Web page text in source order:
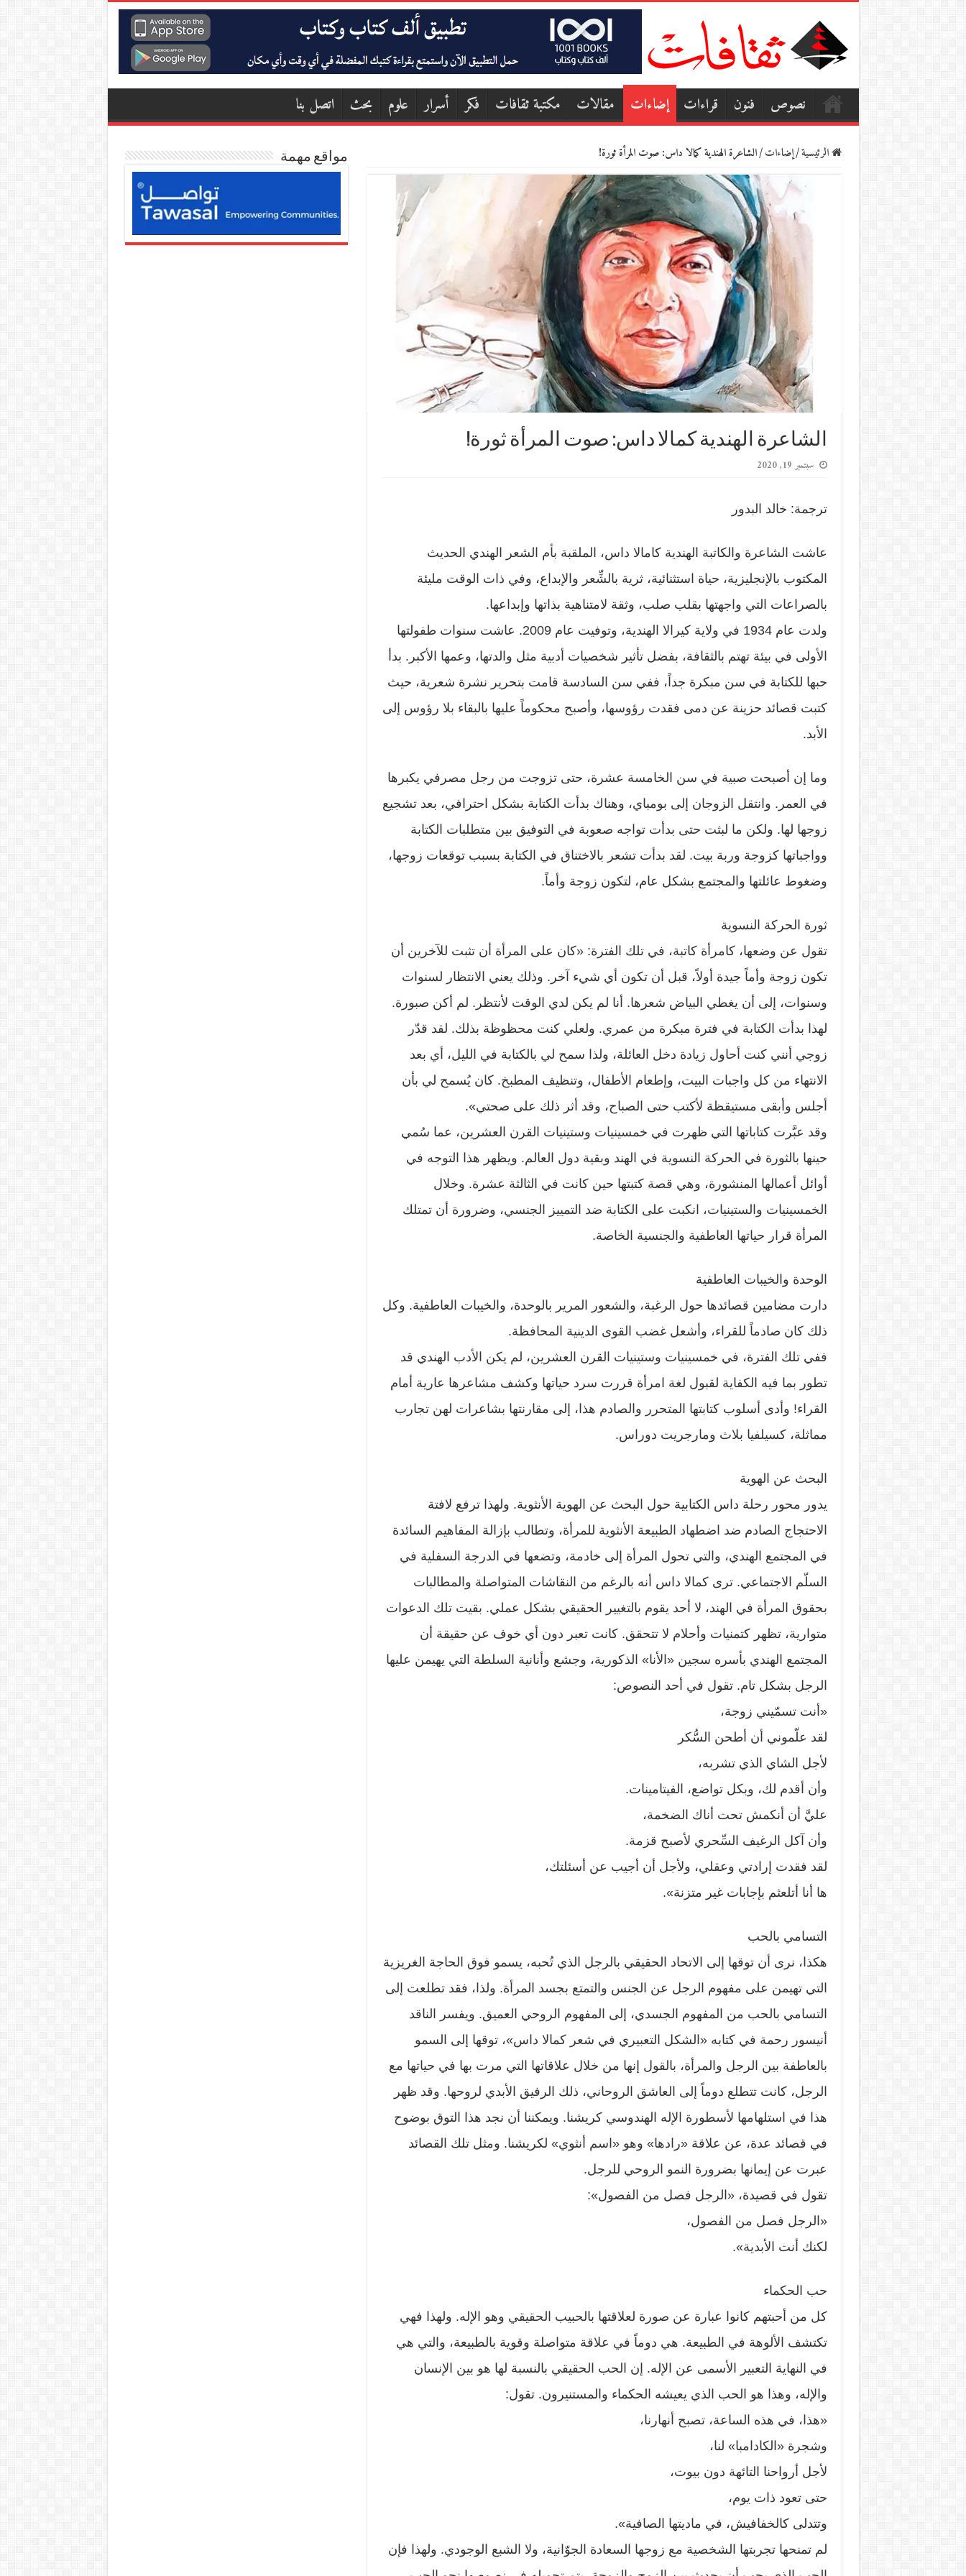
نصوص فنون قراءات إضاءات مقالات مكتبة ثقافات فكر أسرار علوم بحث اتصل بنا
الرئيسية/إضاءات/الشاعرة الهندية كمالا داس: صوت المرأة ثورة!
الشاعرة الهندية كمالا داس: صوت المرأة ثورة!
سبتمبر 19, 2020
ترجمة: خالد البدور
عاشت الشاعرة والكاتبة الهندية كامالا داس، الملقبة بأم الشعر الهندي الحديث
المكتوب بالإنجليزية، حياة استثنائية، ثرية بالشِّعر والإبداع، وفي ذات الوقت مليئة
بالصراعات التي واجهتها بقلب صلب، وثقة لامتناهية بذاتها وإبداعها.
ولدت عام 1934 في ولاية كيرالا الهندية، وتوفيت عام 2009. عاشت سنوات طفولتها
الأولى في بيئة تهتم بالثقافة، بفضل تأثير شخصيات أدبية مثل والدتها، وعمها الأكبر. بدأ
حبها للكتابة في سن مبكرة جداً، ففي سن السادسة قامت بتحرير نشرة شعرية، حيث
كتبت قصائد حزينة عن دمى فقدت رؤوسها، وأصبح محكوماً عليها بالبقاء بلا رؤوس إلى
الأبد.
وما إن أصبحت صبية في سن الخامسة عشرة، حتى تزوجت من رجل مصرفي يكبرها
في العمر. وانتقل الزوجان إلى بومباي، وهناك بدأت الكتابة بشكل احترافي، بعد تشجيع
زوجها لها. ولكن ما لبثت حتى بدأت تواجه صعوبة في التوفيق بين متطلبات الكتابة
وواجباتها كزوجة وربة بيت. لقد بدأت تشعر بالاختناق في الكتابة بسبب توقعات زوجها،
وضغوط عائلتها والمجتمع بشكل عام، لتكون زوجة وأماً.
ثورة الحركة النسوية
تقول عن وضعها، كامرأة كاتبة، في تلك الفترة: «كان على المرأة أن تثبت للآخرين أن
تكون زوجة وأماً جيدة أولاً، قبل أن تكون أي شيء آخر. وذلك يعني الانتظار لسنوات
وسنوات، إلى أن يغطي البياض شعرها. أنا لم يكن لدي الوقت لأنتظر. لم أكن صبورة.
لهذا بدأت الكتابة في فترة مبكرة من عمري. ولعلي كنت محظوظة بذلك. لقد قدّر
زوجي أنني كنت أحاول زيادة دخل العائلة، ولذا سمح لي بالكتابة في الليل، أي بعد
الانتهاء من كل واجبات البيت، وإطعام الأطفال، وتنظيف المطبخ. كان يُسمح لي بأن
أجلس وأبقى مستيقظة لأكتب حتى الصباح، وقد أثر ذلك على صحتي».
وقد عبَّرت كتاباتها التي ظهرت في خمسينيات وستينيات القرن العشرين، عما سُمي
حينها بالثورة في الحركة النسوية في الهند وبقية دول العالم. ويظهر هذا التوجه في
أوائل أعمالها المنشورة، وهي قصة كتبتها حين كانت في الثالثة عشرة. وخلال
الخمسينيات والستينيات، انكبت على الكتابة ضد التمييز الجنسي، وضرورة أن تمتلك
المرأة قرار حياتها العاطفية والجنسية الخاصة.
الوحدة والخيبات العاطفية
دارت مضامين قصائدها حول الرغبة، والشعور المرير بالوحدة، والخيبات العاطفية. وكل
ذلك كان صادماً للقراء، وأشعل غضب القوى الدينية المحافظة.
ففي تلك الفترة، في خمسينيات وستينيات القرن العشرين، لم يكن الأدب الهندي قد
تطور بما فيه الكفاية لقبول لغة امرأة قررت سرد حياتها وكشف مشاعرها عارية أمام
القراء! وأدى أسلوب كتابتها المتحرر والصادم هذا، إلى مقارنتها بشاعرات لهن تجارب
مماثلة، كسيلفيا بلاث ومارجريت دوراس.
البحث عن الهوية
يدور محور رحلة داس الكتابية حول البحث عن الهوية الأنثوية. ولهذا ترفع لافتة
الاحتجاج الصادم ضد اضطهاد الطبيعة الأنثوية للمرأة، وتطالب بإزالة المفاهيم السائدة
في المجتمع الهندي، والتي تحول المرأة إلى خادمة، وتضعها في الدرجة السفلية في
السلّم الاجتماعي. ترى كمالا داس أنه بالرغم من النقاشات المتواصلة والمطالبات
بحقوق المرأة في الهند، لا أحد يقوم بالتغيير الحقيقي بشكل عملي. بقيت تلك الدعوات
متوارية، تظهر كتمنيات وأحلام لا تتحقق. كانت تعبر دون أي خوف عن حقيقة أن
المجتمع الهندي بأسره سجين «الأنا» الذكورية، وجشع وأنانية السلطة التي يهيمن عليها
الرجل بشكل تام. تقول في أحد النصوص:
«أنت تسمّيني زوجة،
لقد علّموني أن أطحن السُّكر
لأجل الشاي الذي تشربه،
وأن أقدم لك، وبكل تواضع، الفيتامينات.
عليَّ أن أنكمش تحت أناك الضخمة،
وأن آكل الرغيف السِّحري لأصبح قزمة.
لقد فقدت إرادتي وعقلي، ولأجل أن أجيب عن أسئلتك،
ها أنا أتلعثم بإجابات غير متزنة».
التسامي بالحب
هكذا، نرى أن توقها إلى الاتحاد الحقيقي بالرجل الذي تُحبه، يسمو فوق الحاجة الغريزية
التي تهيمن على مفهوم الرجل عن الجنس والتمتع بجسد المرأة. ولذا، فقد تطلعت إلى
التسامي بالحب من المفهوم الجسدي، إلى المفهوم الروحي العميق. ويفسر الناقد
أنيسور رحمة في كتابه «الشكل التعبيري في شعر كمالا داس»، توقها إلى السمو
بالعاطفة بين الرجل والمرأة، بالقول إنها من خلال علاقاتها التي مرت بها في حياتها مع
الرجل، كانت تتطلع دوماً إلى العاشق الروحاني، ذلك الرفيق الأبدي لروحها. وقد ظهر
هذا في استلهامها لأسطورة الإله الهندوسي كريشنا. ويمكننا أن نجد هذا التوق بوضوح
في قصائد عدة، عن علاقة «رادها» وهو «اسم أنثوي» لكريشنا. ومثل تلك القصائد
عبرت عن إيمانها بضرورة النمو الروحي للرجل.
تقول في قصيدة، «الرجل فصل من الفصول»:
«الرجل فصل من الفصول،
لكنك أنت الأبدية».
حب الحكماء
كل من أحبتهم كانوا عبارة عن صورة لعلاقتها بالحبيب الحقيقي وهو الإله. ولهذا فهي
تكتشف الألوهة في الطبيعة. هي دوماً في علاقة متواصلة وقوية بالطبيعة، والتي هي
في النهاية التعبير الأسمى عن الإله. إن الحب الحقيقي بالنسبة لها هو بين الإنسان
والإله، وهذا هو الحب الذي يعيشه الحكماء والمستنيرون. تقول:
«هذا، في هذه الساعة، تصبح أنهارنا،
وشجرة «الكادامبا» لنا،
لأجل أرواحنا التائهة دون بيوت،
حتى تعود ذات يوم،
وتتدلى كالخفافيش، في ماديتها الصافية».
لم تمنحها تجربتها الشخصية مع زوجها السعادة الجوّانية، ولا الشبع الوجودي. ولهذا فإن
مواقع مهمة